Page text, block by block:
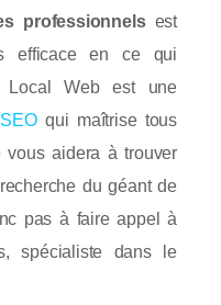
professionnelsest
efficace en ce qui
Local Web est une
qui maîtrise tous
aidera à trouver
du géant de
pas à faire appel à
spécialiste dans le